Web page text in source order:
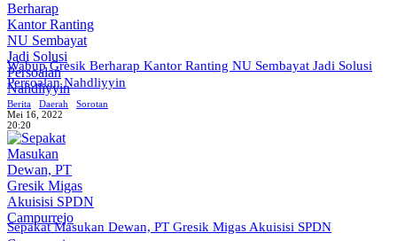
Wabup Gresik Berharap Kantor Ranting NU Sembayat Jadi Solusi
Persoalan Nahdliyyin
Berita Daerah
Sorotan
Mei 16, 2022
20:20
Sepakat Masukan Dewan, PT Gresik Migas Akuisisi SPDN